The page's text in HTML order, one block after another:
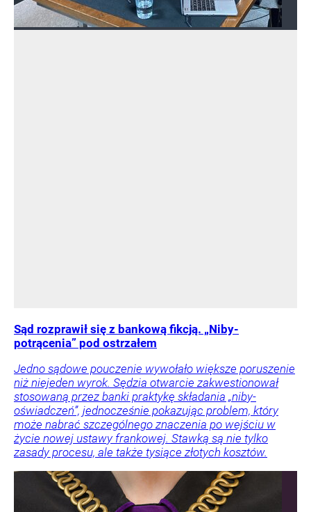
Sąd rozprawił się z bankową fikcją. „Niby-
potrącenia” pod ostrzałem
Jedno sądowe pouczenie wywołało większe poruszenie
niż niejeden wyrok. Sędzia otwarcie zakwestionował
stosowaną przez banki praktykę składania „niby-
oświadczeń”, jednocześnie pokazując problem, który
może nabrać szczególnego znaczenia po wejściu w
życie nowej ustawy frankowej. Stawką są nie tylko
zasady procesu, ale także tysiące złotych kosztów.